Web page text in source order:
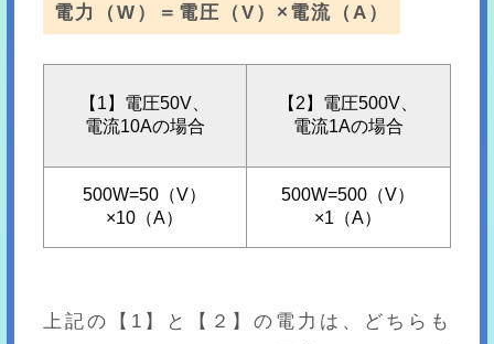
電力（W）＝電圧（V）×電流（A）
【1】電圧50V、
電流10Aの場合
【2】電圧500V、
電流1Aの場合
500W=50（V）
×10（A）
500W=500（V）
×1（A）
上記の【1】と【２】の電力は、どちらも